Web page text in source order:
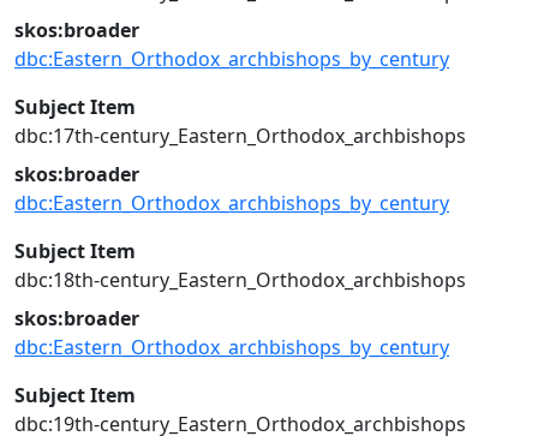
skos:broader
dbc:Eastern_Orthodox_archbishops_by_century
Subject Item
dbc:17th-century_Eastern_Orthodox_archbishops
skos:broader
dbc:Eastern_Orthodox_archbishops_by_century
Subject Item
dbc:18th-century_Eastern_Orthodox_archbishops
skos:broader
dbc:Eastern_Orthodox_archbishops_by_century
Subject Item
dbc:19th-century_Eastern_Orthodox_archbishops